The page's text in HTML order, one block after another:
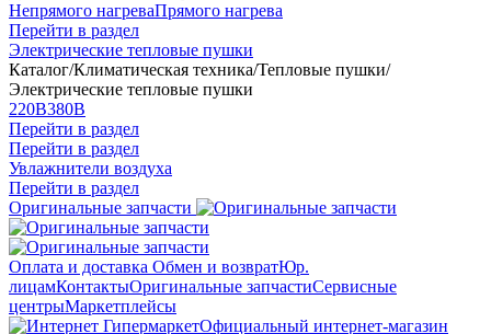
Непрямого нагреваПрямого нагрева
Перейти в раздел
Электрические тепловые пушки
Каталог/Климатическая техника/Тепловые пушки/
Электрические тепловые пушки
220В380В
Перейти в раздел
Перейти в раздел
Увлажнители воздуха
Перейти в раздел
Оригинальные запчасти
Оплата и доставка Обмен и возвратЮр.
лицамКонтактыОригинальные запчастиСервисные
центрыМаркетплейсы
Официальный интернет-магазин